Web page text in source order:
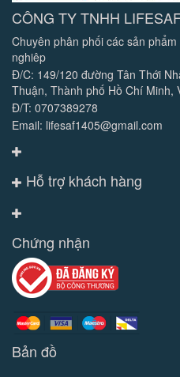
CÔNG TY TNHH
Chuyên phân phối các sản
nghiêp
Đ/C: 149/120 đường Tân Thới
Thuận, Thành phố Hồ Chí Minh,
Đ/T: 0707389278
Email: lifesaf1405@gmail.com
Hỗ trợ khách hàng
Chứng nhận
Bản đồ